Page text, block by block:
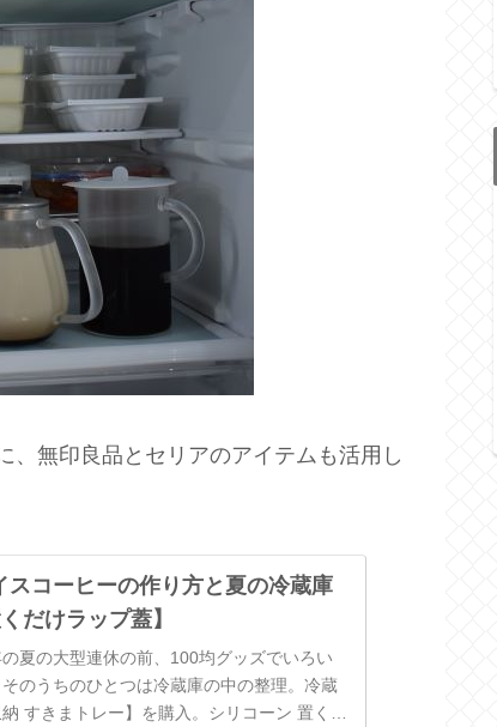
、無印良品とセリアのアイテムも活用し
スコーヒーの作り方と夏の冷蔵庫
だけラップ蓋】
夏の大型連休の前、100均グッズでいろい
のうちのひとつは冷蔵庫の中の整理。冷蔵
すきまトレー】を購入。シリコーン 置くだ